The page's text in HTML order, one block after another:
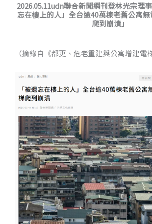
2026.05.11udn聯合新聞網刊登林光宗理
忘在樓上的人」全台逾40萬棟老舊公寓
爬到崩潰」
（摘錄自《都更、危老重建與公寓增建電